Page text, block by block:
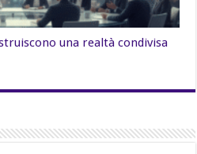
una realtà condivisa